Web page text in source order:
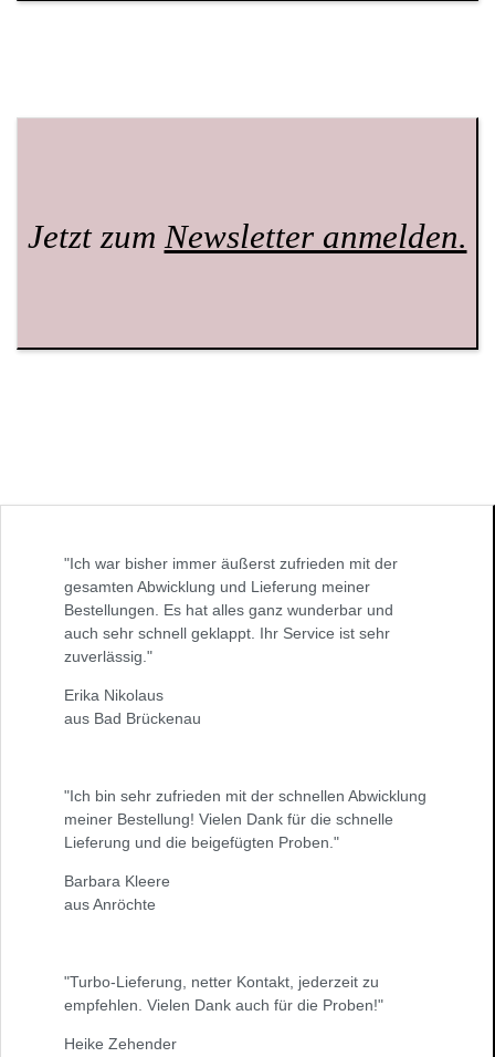
Jetzt zumNewsletter anmelden.
"Ich war bisher immer äußerst zufrieden mit der
gesamten Abwicklung und Lieferung meiner
Bestellungen. Es hat alles ganz wunderbar und
auch sehr schnell geklappt. Ihr Service ist sehr
zuverlässig."
Erika Nikolaus
aus Bad Brückenau
"Ich bin sehr zufrieden mit der schnellen Abwicklung
meiner Bestellung! Vielen Dank für die schnelle
Lieferung und die beigefügten Proben."
Barbara Kleere
aus Anröchte
"Turbo-Lieferung, netter Kontakt, jederzeit zu
empfehlen. Vielen Dank auch für die Proben!"
Heike Zehender